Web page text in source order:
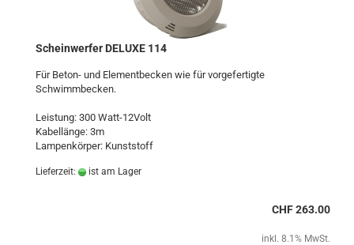
Scheinwerfer DELUXE 114
Für Beton- und Elementbecken wie für vorgefertigte
Schwimmbecken.
Leistung: 300 Watt-12Volt
Kabellänge: 3m
Lampenkörper: Kunststoff
Lieferzeit: ist am Lager
CHF 263.00
inkl. 8.1% MwSt.